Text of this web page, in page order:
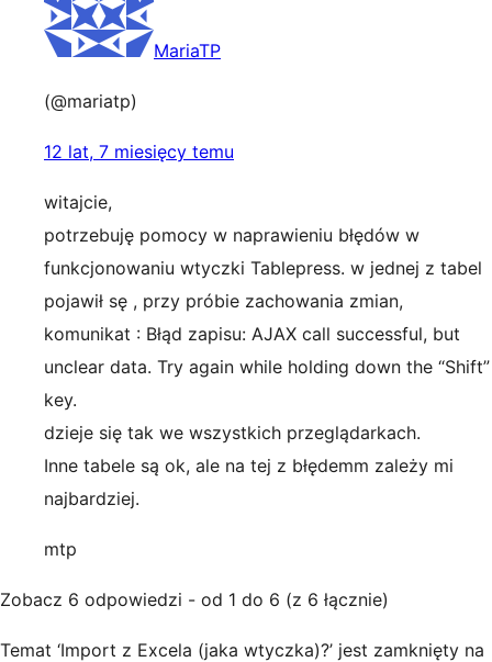
MariaTP
(@mariatp)
12 lat, 7 miesięcy temu
witajcie,
potrzebuję pomocy w naprawieniu błędów w
funkcjonowaniu wtyczki Tablepress. w jednej z tabel
pojawił sę , przy próbie zachowania zmian,
komunikat : Błąd zapisu: AJAX call successful, but
unclear data. Try again while holding down the “Shift”
key.
dzieje się tak we wszystkich przeglądarkach.
Inne tabele są ok, ale na tej z błędemm zależy mi
najbardziej.
mtp
Zobacz 6 odpowiedzi - od 1 do 6 (z 6 łącznie)
Temat ‘Import z Excela (jaka wtyczka)?’ jest zamknięty na